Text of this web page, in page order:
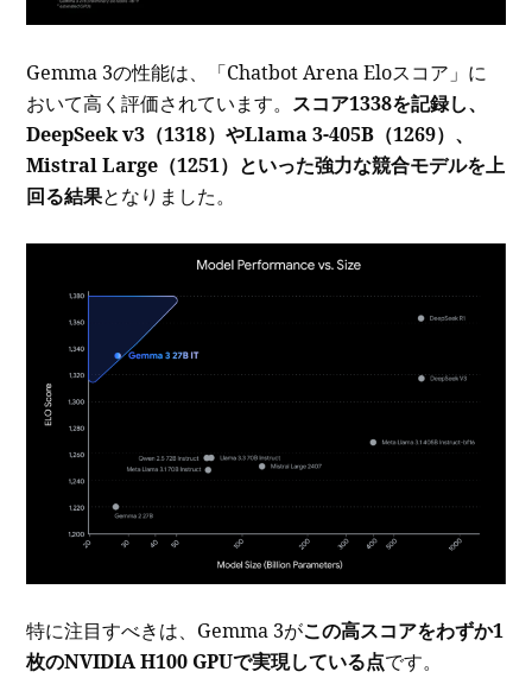
Gemma 3の性能は、「Chatbot Arena Eloスコア」に
おいて高く評価されています。 スコア1338を記録し、
DeepSeek v3（1318）やLlama 3-405B（1269）、
Mistral Large（1251）といった強力な競合モデルを上
回る結果となりました。
特に注目すべきは、Gemma 3がこの高スコアをわずか1
枚のNVIDIA H100 GPUで実現している点です。